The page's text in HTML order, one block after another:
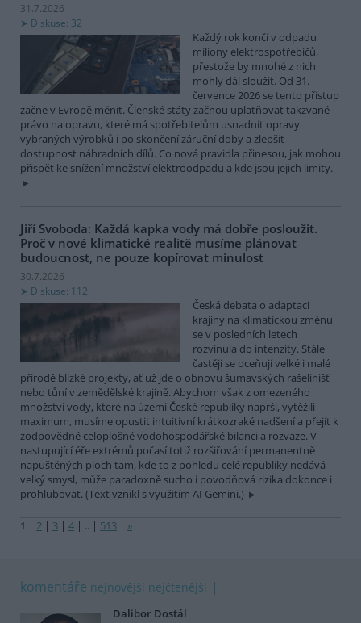
31.7.2026
Diskuse: 32
Každý rok končí v odpadu
miliony elektrospotřebičů,
přestože by mnohé z nich
mohly dál sloužit. Od 31.
července 2026 se tento přístup
začne v Evropě měnit. Členské státy začnou uplatňovat takzvané
právo na opravu, které má spotřebitelům usnadnit opravy
vybraných výrobků i po skončení záruční doby a zlepšit
dostupnost náhradních dílů. Co nová pravidla přinesou, jak mohou
přispět ke snížení množství elektroodpadu a kde jsou jejich limity.
Jiří Svoboda: Každá kapka vody má dobře posloužit.
Proč v nové klimatické realitě musíme plánovat
budoucnost, ne pouze kopírovat minulost
30.7.2026
Diskuse: 112
Česká debata o adaptaci
krajiny na klimatickou změnu
se v posledních letech
rozvinula do intenzity. Stále
častěji se oceňují velké i malé
přírodě blízké projekty, ať už jde o obnovu šumavských rašelinišť
nebo tůní v zemědělské krajině. Abychom však z omezeného
množství vody, které na území České republiky naprší, vytěžili
maximum, musíme opustit intuitivní krátkozraké nadšení a přejít k
zodpovědné celoplošné vodohospodářské bilanci a rozvaze. V
nastupující éře extrémů počasí totiž rozšiřování permanentně
napuštěných ploch tam, kde to z pohledu celé republiky nedává
velký smysl, může paradoxně sucho i povodňová rizika dokonce i
prohlubovat. (Text vznikl s využitím AI Gemini.)
1 | 2 | 3 | 4 | .. | 513 | »
komentáře nejnovější nejčtenější
Dalibor Dostál